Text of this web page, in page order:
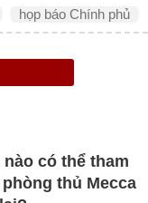
họp báo Chính phủ
có thể tham
thủ Mecca